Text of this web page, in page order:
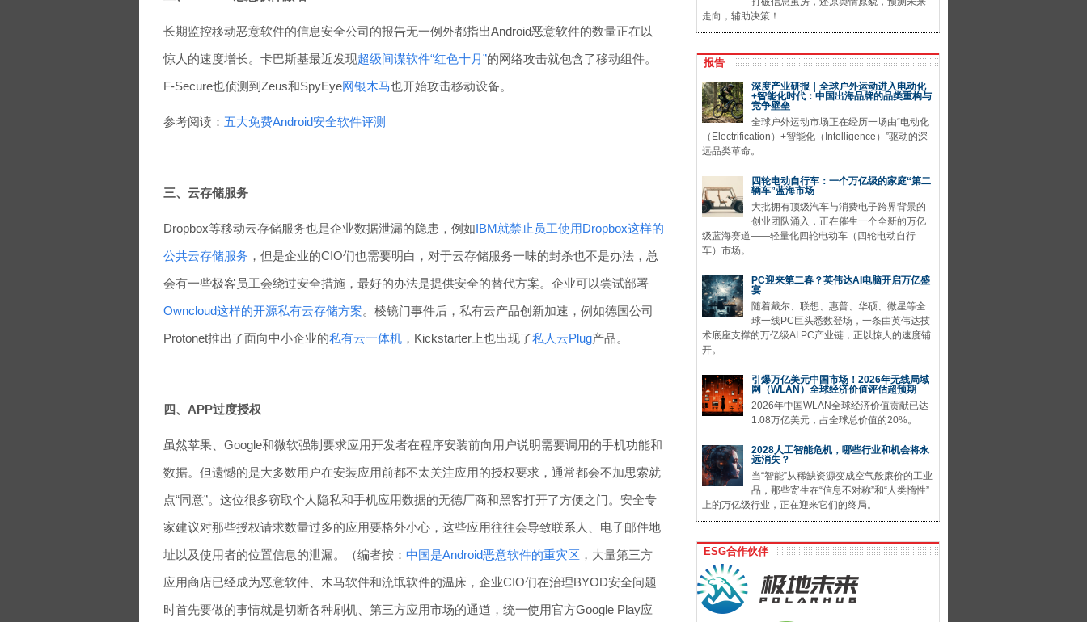
长期监控移动恶意软件的信息安全公司的报告无一例外都指出Android恶意软件的数量正在以
惊人的速度增长。卡巴斯基最近发现超级间谍软件“红色十月”的网络攻击就包含了移动组件。
F-Secure也侦测到Zeus和SpyEye网银木马也开始攻击移动设备。
参考阅读： 五大免费Android安全软件评测
三、云存储服务
Dropbox等移动云存储服务也是企业数据泄漏的隐患，例如IBM就禁止员工使用Dropbox这样的
公共云存储服务 ，但是企业的CIO们也需要明白，对于云存储服务一味的封杀也不是办法，总
会有一些极客员工会绕过安全措施，最好的办法是提供安全的替代方案。企业可以尝试部署
Owncloud这样的开源私有云存储方案。棱镜门事件后，私有云产品创新加速，例如德国公司
Protonet推出了面向中小企业的私有云一体机 ，Kickstarter上也出现了私人云Plug产品。
四、APP过度授权
虽然苹果、Google和微软强制要求应用开发者在程序安装前向用户说明需要调用的手机功能和
数据。但遗憾的是大多数用户在安装应用前都不太关注应用的授权要求，通常都会不加思索就
点“同意”。这位很多窃取个人隐私和手机应用数据的无德厂商和黑客打开了方便之门。安全专
家建议对那些授权请求数量过多的应用要格外小心，这些应用往往会导致联系人、电子邮件地
址以及使用者的位置信息的泄漏。（编者按： 中国是Android恶意软件的重灾区 ，大量第三方
应用商店已经成为恶意软件、木马软件和流氓软件的温床，企业CIO们在治理BYOD安全问题
时首先要做的事情就是切断各种刷机、第三方应用市场的通道，统一使用官方Google Play应
走向，辅助决策！
报告
深度产业研报｜全球户外运动进入电动化
+智能化时代：中国出海品牌的品类重构与
竞争壁垒
全球户外运动市场正在经历一场由“电动化
（Electrification）+智能化（Intelligence）”驱动的深
远品类革命。
四轮电动自行车：一个万亿级的家庭“第二
辆车”蓝海市场
大批拥有顶级汽车与消费电子跨界背景的
创业团队涌入，正在催生一个全新的万亿
级蓝海赛道——轻量化四轮电动车（四轮电动自行
车）市场。
PC迎来第二春？英伟达AI电脑开启万亿盛
宴
随着戴尔、联想、惠普、华硕、微星等全
球一线PC巨头悉数登场，一条由英伟达技
术底座支撑的万亿级AI PC产业链，正以惊人的速度铺
开。
引爆万亿美元中国市场！2026年无线局域
网（WLAN）全球经济价值评估超预期
2026年中国WLAN全球经济价值贡献已达
1.08万亿美元，占全球总价值的20%。
2028人工智能危机，哪些行业和机会将永
远消失？
当“智能”从稀缺资源变成空气般廉价的工业
品，那些寄生在“信息不对称”和“人类惰性”
上的万亿级行业，正在迎来它们的终局。
ESG合作伙伴